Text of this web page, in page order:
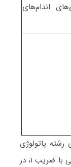
اندام‌های
رشته پاتولوژی
دارای ضریب ۵ و درس زبان عمومی با ضریب ۱، در